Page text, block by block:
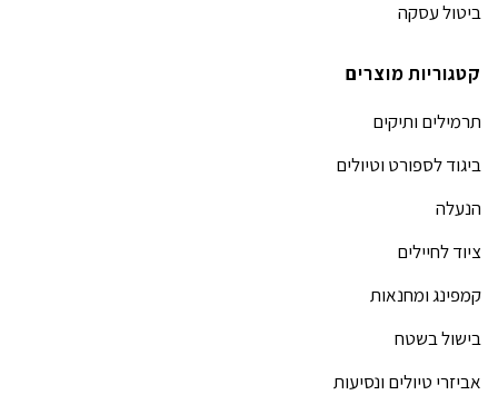
ביטול עסקה
קטגוריות מוצרים
תרמילים ותיקים
ביגוד לספורט וטיולים
הנעלה
ציוד לחיילים
קמפינג ומחנאות
בישול בשטח
אביזרי טיולים ונסיעות